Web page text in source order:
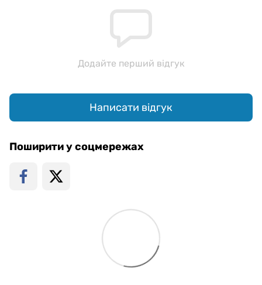
Додайте перший відгук
Написати відгук
Поширити у соцмережах